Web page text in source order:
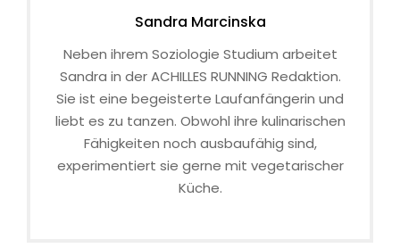
Sandra Marcinska
Neben ihrem Soziologie Studium arbeitet
Sandra in der ACHILLES RUNNING Redaktion.
Sie ist eine begeisterte Laufanfängerin und
liebt es zu tanzen. Obwohl ihre kulinarischen
Fähigkeiten noch ausbaufähig sind,
experimentiert sie gerne mit vegetarischer
Küche.